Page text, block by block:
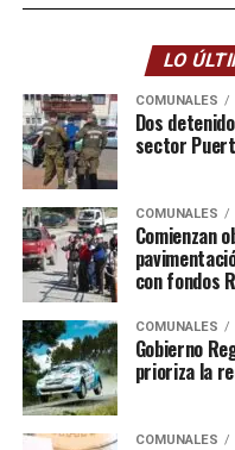
LO
COMUNALES
Dos
sector
COMUNALES
Comienzan
con fondos
COMUNALES
Gobierno
prioriza la
COMUNALES